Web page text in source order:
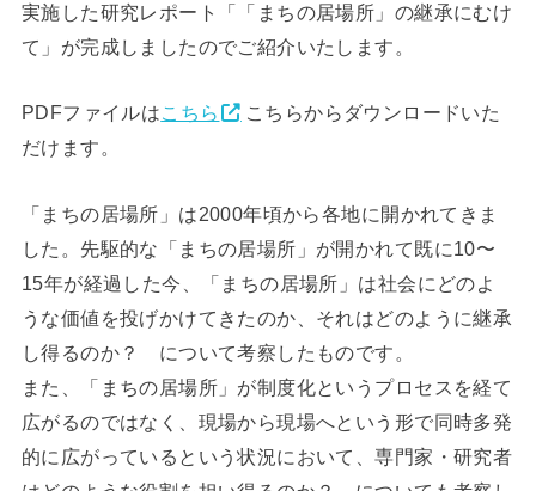
実施した研究レポート「「まちの居場所」の継承にむけ
て」が完成しましたのでご紹介いたします。
PDFファイルはこちら
こちらからダウンロードいた
だけます。
「まちの居場所」は2000年頃から各地に開かれてきま
した。先駆的な「まちの居場所」が開かれて既に10〜
15年が経過した今、「まちの居場所」は社会にどのよ
うな価値を投げかけてきたのか、それはどのように継承
し得るのか？ について考察したものです。
また、「まちの居場所」が制度化というプロセスを経て
広がるのではなく、現場から現場へという形で同時多発
的に広がっているという状況において、専門家・研究者